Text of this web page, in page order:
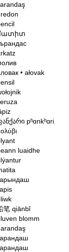
• ałovak
pʰɑnkʰɑri
luaidhe
笔qiānbǐ
blomm